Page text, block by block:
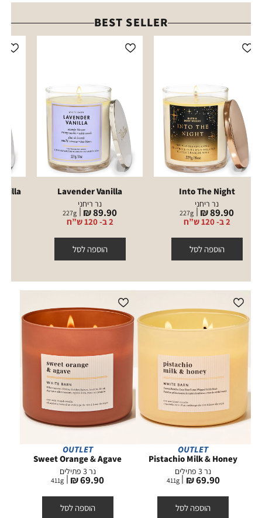
BEST SELLER
Into The Night
נר ריחני
מחיר
מוצר
89.90 ₪
227g
2 ב- 120 ש”ח
הוספה לסל
Lavender Vanilla
נר ריחני
מחיר
מוצר
89.90 ₪
227g
2 ב- 120 ש”ח
הוספה לסל
OUTLET
Pistachio Milk & Honey
נר 3 פתילים
מחיר
69.90 ₪
411g
הוספה לסל
OUTLET
Sweet Orange & Agave
נר 3 פתילים
מחיר
69.90 ₪
411g
הוספה לסל